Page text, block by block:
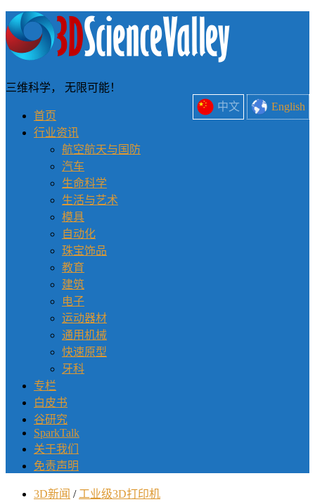
中文 English
三维科学， 无限可能！
首页
行业资讯
航空航天与国防
汽车
生命科学
生活与艺术
模具
自动化
珠宝饰品
教育
建筑
电子
运动器材
通用机械
快速原型
牙科
专栏
白皮书
谷研究
SparkTalk
关于我们
免责声明
3D新闻 / 工业级3D打印机